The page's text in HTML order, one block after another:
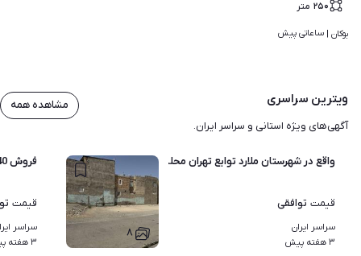
۲۵۰ متر
بوکان | ساعاتی پیش
ویترین سراسری
آگهی‌های ویژه استانی و سراسر ایران.
مشاهده همه
۸
واقع در شهرستان ملارد توابع تهران محله کرد آباد
قیمت توافقی
سراسر ایران
۳ هفته پیش
فروش 440 متر زمین در سنگچال بهترین لوکیشن
قیمت
سراسر
۳ هفته پیش